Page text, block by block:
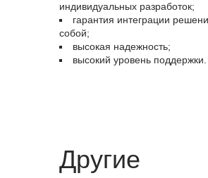
индивидуальных разработок;
гарантия интеграции
собой;
высокая надежность;
высокий уровень поддержки.
Другие